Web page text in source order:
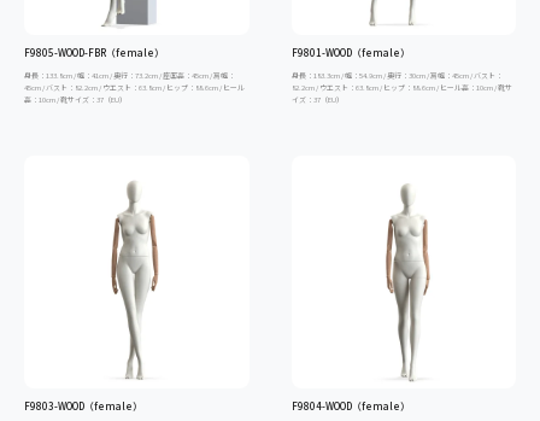
F9805-WOOD-FBR（female）
身長：133.8cm / 幅：41cm / 奥行：73.2cm / 座面高：45cm / 肩幅：
45cm / バスト：82.2cm / ウエスト：63.8cm / ヒップ：88.6cm / ヒール
高：10cm / 靴サイズ：37（EU）
F9801-WOOD（female）
身長：183.3cm / 幅：54.9cm / 奥行：30cm / 肩幅：45cm / バスト：
82.2cm / ウエスト：63.8cm / ヒップ：88.6cm / ヒール高：10cm / 靴サ
イズ：37（EU）
F9803-WOOD（female） F9804-WOOD（female）